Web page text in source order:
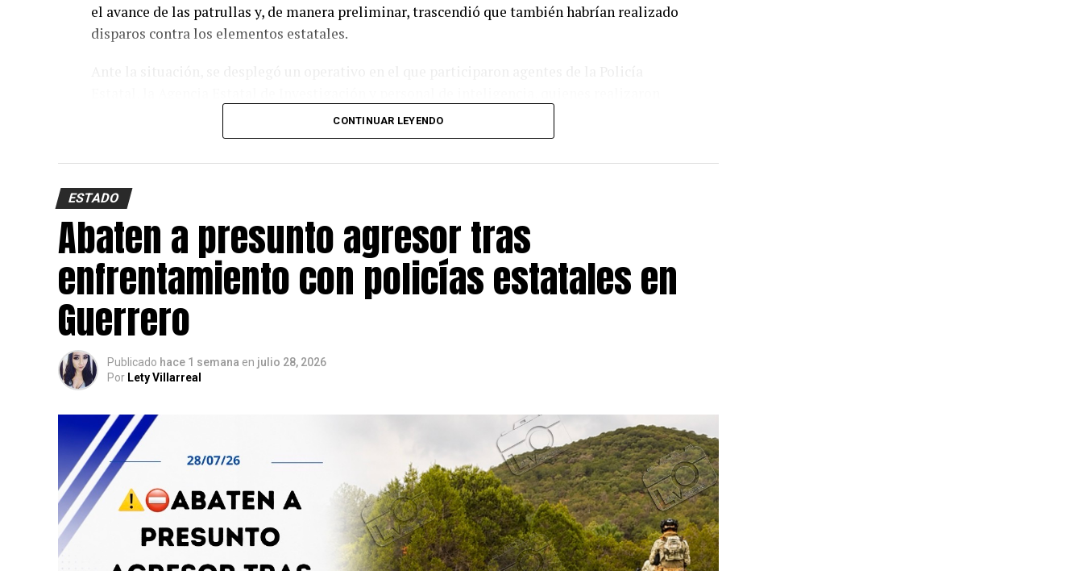
el avance de las patrullas y, de manera preliminar, trascendió que también habrían realizado
disparos contra los elementos estatales.
recorridos por calles y brechas de la zona para tratar de localizar a los responsables.
Las autoridades informaron que no hubo policías ni civiles lesionados durante estos hechos y
señalaron que las investigaciones continúan para identificar a los involucrados y dar con su
paradero.
CONTINUAR LEYENDO
ESTADO
Abaten a presunto agresor tras
enfrentamiento con policías estatales en
Guerrero
Publicado hace 1 semana en julio 28, 2026
Por Lety Villarreal